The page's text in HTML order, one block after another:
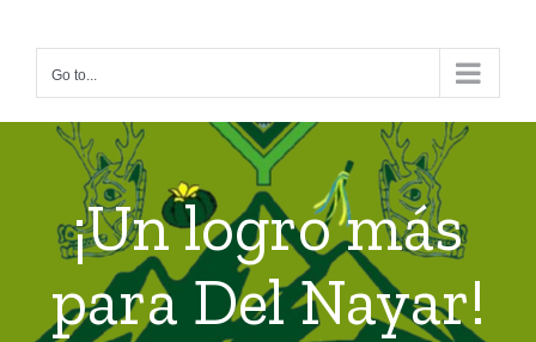
contentGo to...
¡Un logro más
para Del Nayar!